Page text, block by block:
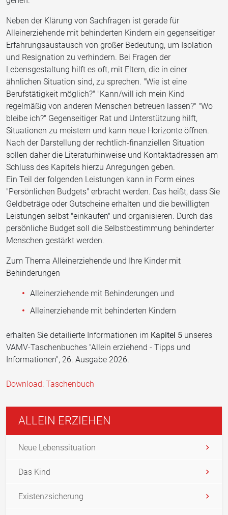
Neben der Klärung von Sachfragen ist gerade für
Alleinerziehende mit behinderten Kindern ein gegenseitiger
Erfahrungsaustausch von großer Bedeutung, um Isolation
und Resignation zu verhindern. Bei Fragen der
Lebensgestaltung hilft es oft, mit Eltern, die in einer
ähnlichen Situation sind, zu sprechen. "Wie ist eine
Berufstätigkeit möglich?" "Kann/will ich mein Kind
regelmäßig von anderen Menschen betreuen lassen?" "Wo
bleibe ich?" Gegenseitiger Rat und Unterstützung hilft,
Situationen zu meistern und kann neue Horizonte öffnen.
Nach der Darstellung der rechtlich-finanziellen Situation
sollen daher die Literaturhinweise und Kontaktadressen am
Schluss des Kapitels hierzu Anregungen geben.
Ein Teil der folgenden Leistungen kann in Form eines
"Persönlichen Budgets" erbracht werden. Das heißt, dass Sie
Geldbeträge oder Gutscheine erhalten und die bewilligten
Leistungen selbst "einkaufen" und organisieren. Durch das
persönliche Budget soll die Selbstbestimmung behinderter
Menschen gestärkt werden.
Zum Thema Alleinerziehende und Ihre Kinder mit
Behinderungen
Alleinerziehende mit Behinderungen und
Alleinerziehende mit behinderten Kindern
erhalten Sie detailierte Informationen im Kapitel 5 unseres
VAMV-Taschenbuches "Allein erziehend - Tipps und
Informationen", 26. Ausgabe 2026.
Download: Taschenbuch
ALLEIN ERZIEHEN
Neue Lebenssituation
Das Kind
Existenzsicherung